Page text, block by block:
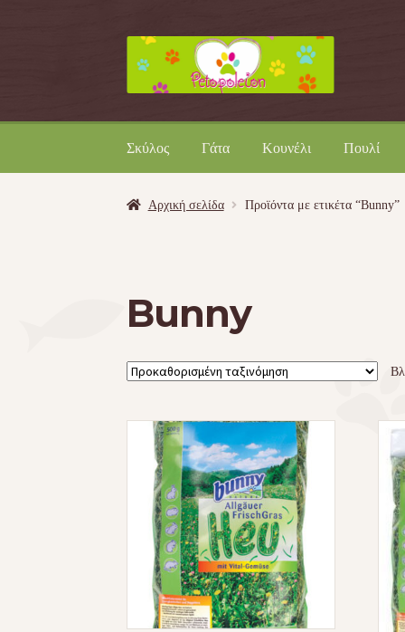
Απευθείας
μετάβαση
στην
Μετάβαση
σε
περιεχόμενο
Σκύλος Γάτα Κουνέλι Πουλί
Αρχική σελίδα Προϊόντα με ετικέτα “Bunny”
Bunny